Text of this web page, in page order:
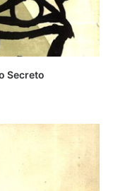
Secreto